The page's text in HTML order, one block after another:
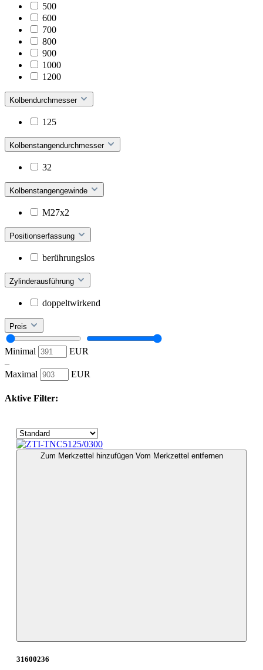
500
600
700
800
900
1000
1200
Kolbendurchmesser
125
Kolbenstangendurchmesser
32
Kolbenstangengewinde
M27x2
Positionserfassung
berührungslos
Zylinderausführung
doppeltwirkend
Preis
Minimal
EUR
–
Maximal
EUR
Aktive Filter:
Zum Merkzettel hinzufügen Vom Merkzettel entfernen
31600236